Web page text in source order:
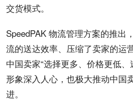
交货模式。
SpeedPAK 物流管理方案的推出
流的送达效率、压缩了卖家的运
中国卖家“选择更多、价格更低
形象深入人心，也极大推动中国
进。